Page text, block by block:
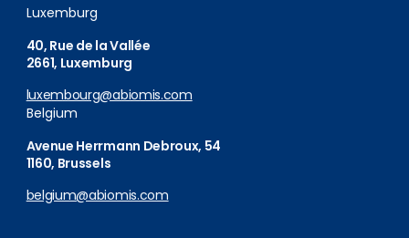
Luxemburg
40, Rue de la Vallée
2661, Luxemburg
luxembourg@abiomis.com
Belgium
Avenue Herrmann Debroux, 54
1160, Brussels
belgium@abiomis.com